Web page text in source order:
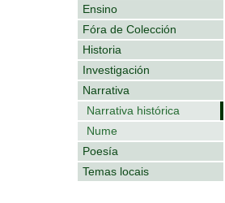
Ensino
Fóra de Colección
Historia
Investigación
Narrativa
Narrativa histórica
Nume
Poesía
Temas locais